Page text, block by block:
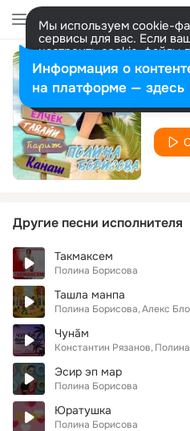
Мы используем cookie-
сервисы для вас. Если
настроить cookie-файлы
представитель. Больше
Разрешить все
Другие песни исполнителя
Такмаксем
Полина Борисова
Ташла манпа
Полина Борисова Алекс
Чунăм
Константин Рязанов
Эсир эп мар
Полина Борисова
Юратушка
Полина Борисова
Информация о
на платформе — здесь